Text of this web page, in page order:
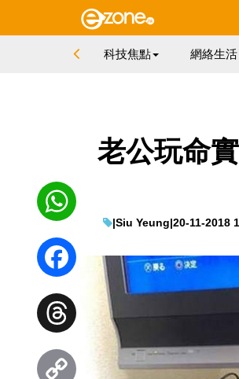
科技焦點 網絡生活
老公玩命
|Siu Yeung|20-11-2018
WhatsApp
Facebook
Threads